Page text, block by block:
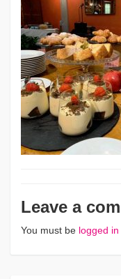
Leave a
You must be logged in